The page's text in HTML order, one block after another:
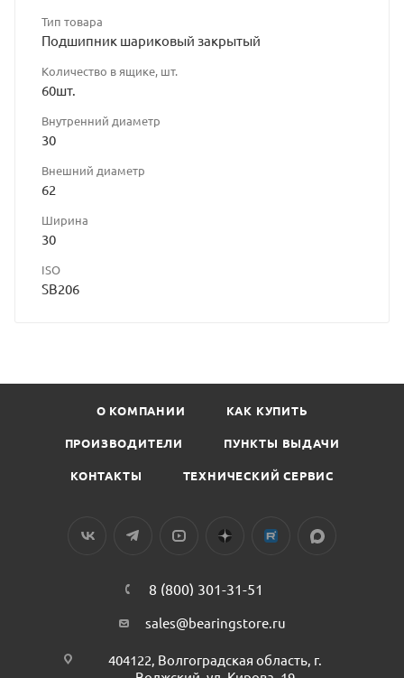
Тип товара
Подшипник шариковый закрытый
Количество в ящике, шт.
60шт.
Внутренний диаметр
30
Внешний диаметр
62
Ширина
30
ISO
SB206
О КОМПАНИИ КАК КУПИТЬ
ПРОИЗВОДИТЕЛИ ПУНКТЫ ВЫДАЧИ
КОНТАКТЫ ТЕХНИЧЕСКИЙ СЕРВИС
8 (800) 301-31-51
sales@bearingstore.ru
404122, Волгоградская область, г.